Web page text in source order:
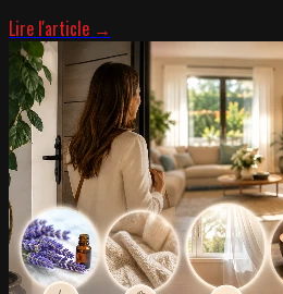
Lire l'article →